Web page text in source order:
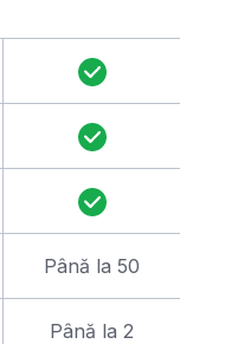
Până la 50
Până la 2